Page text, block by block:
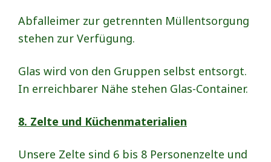
Abfalleimer zur getrennten Müllentsorgung
stehen zur Verfügung.
Glas wird von den Gruppen selbst entsorgt.
In erreichbarer Nähe stehen Glas-Container.
8. Zelte und Küchenmaterialien
Unsere Zelte sind 6 bis 8 Personenzelte und